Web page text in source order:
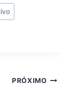
PRÓXIMO